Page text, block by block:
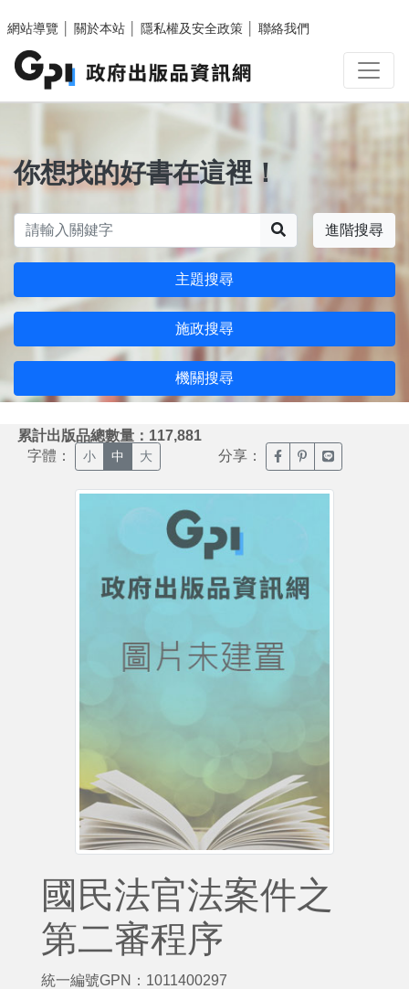
網站導覽
關於本站 隱私權及安全政策 聯絡我們
你想找的好書在這裡！
進階搜尋
主題搜尋
施政搜尋
機關搜尋
累計出版品總數量：117,881
字體： 小 中 大 分享： 臉書分享(另開新視窗)
噗浪分享(另開新
Line分享(另
國民法官法案件之
第二審程序
統一編號GPN：1011400297